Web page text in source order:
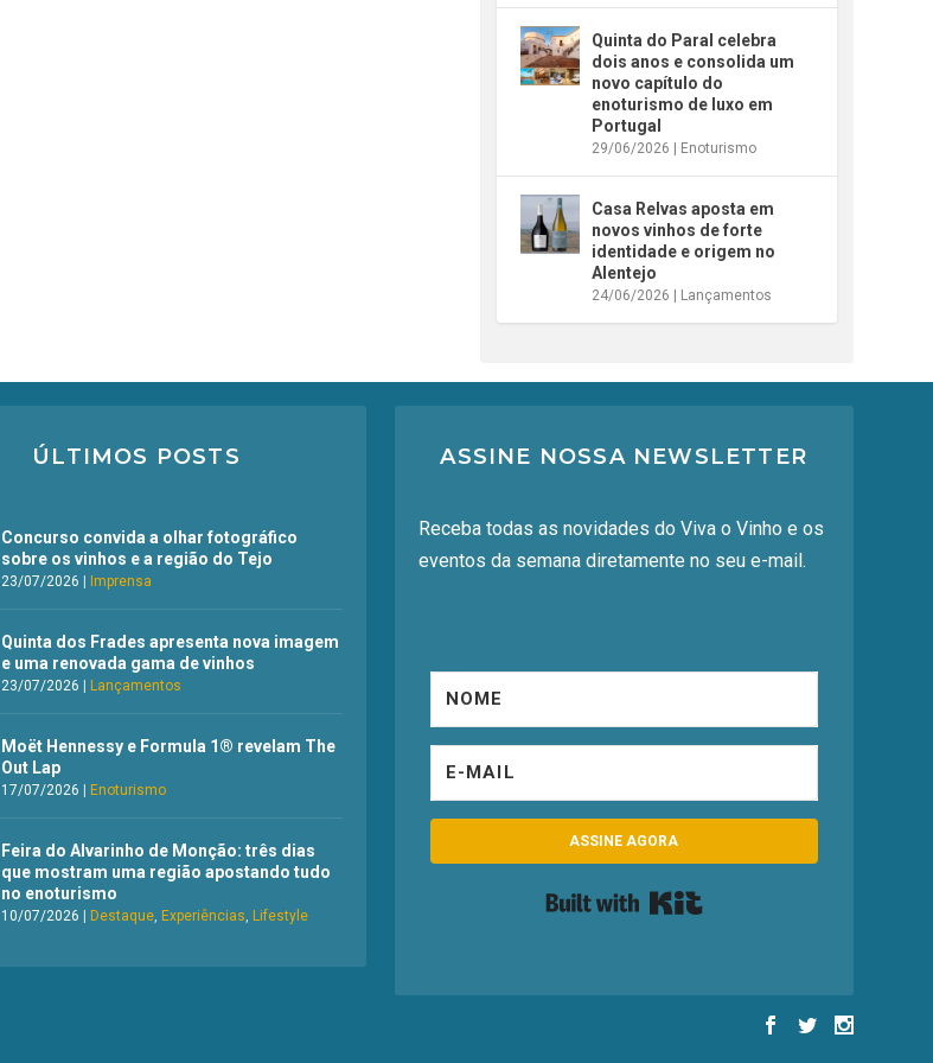
Quinta do Paral celebra
dois anos e consolida um
novo capítulo do
enoturismo de luxo em
Portugal
29/06/2026 | Enoturismo
Casa Relvas aposta em
novos vinhos de forte
identidade e origem no
Alentejo
24/06/2026 | Lançamentos
ÚLTIMOS POSTS
Concurso convida a olhar fotográfico
sobre os vinhos e a região do Tejo
23/07/2026 |Imprensa
Quinta dos Frades apresenta nova imagem
e uma renovada gama de vinhos
23/07/2026 |Lançamentos
Moët Hennessy e Formula 1® revelam The
Out Lap
17/07/2026 |Enoturismo
Feira do Alvarinho de Monção: três dias
que mostram uma região apostando tudo
no enoturismo
10/07/2026 |Destaque,Experiências,Lifestyle
ASSINE NOSSA NEWSLETTER
Receba todas as novidades do Viva o Vinho e os
eventos da semana diretamente no seu e-mail.
ASSINE AGORA